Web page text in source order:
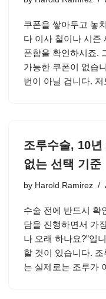
쿠폰을 쌓아두고 놓
다 이사 철이나 시즌
폰함을 확인하시죠.
가능한 쿠폰이 없습
번이 아닐 겁니다.
조루수술, 10
없는 선택 기준
by Harold Ramirez
수술 전에 반드시 확
담을 진행하면서 가
나 오래 하나요?”입
할 것이 있습니다.
는 실제로는 조루가